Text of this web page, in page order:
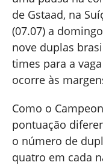
de Gstaad, na
(07.07) a
nove duplas
times para a
ocorre às
Como o
pontuação
o número de
quatro em cada